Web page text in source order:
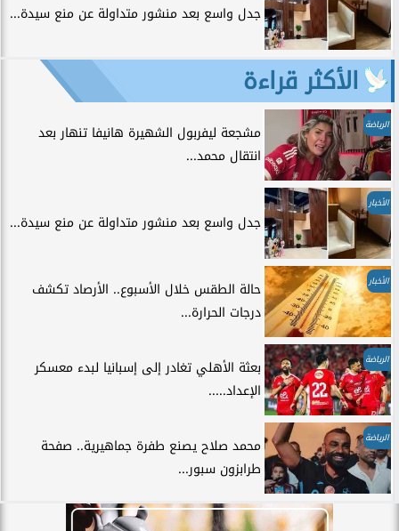
جدل واسع بعد منشور متداولة عن منع سيدة...
الأكثر قراءة
الرياضة
مشجعة ليفربول الشهيرة هانيفا تنهار بعد
انتقال محمد...
الأخبار
جدل واسع بعد منشور متداولة عن منع سيدة...
الأخبار
حالة الطقس خلال الأسبوع.. الأرصاد تكشف
درجات الحرارة...
الرياضة
بعثة الأهلي تغادر إلى إسبانيا لبدء معسكر
الإعداد.....
الرياضة
محمد صلاح يصنع طفرة جماهيرية.. صفحة
طرابزون سبور...